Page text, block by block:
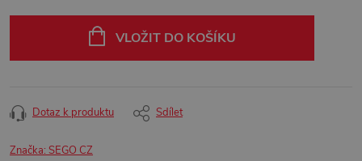
VLOŽIT DO KOŠÍKU
Dotaz k produktu Sdílet
Značka: SEGO CZ